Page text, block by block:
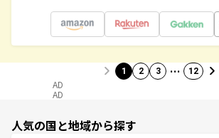
1 2 3 … 12
AD
AD
人気の国と地域から探す